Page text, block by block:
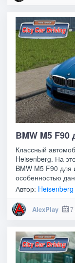
BMW M5
Классный
Heisenberg. На
BMW M5 F90 для
особенностью
Автор: Heisenberg
AlexPlay 7